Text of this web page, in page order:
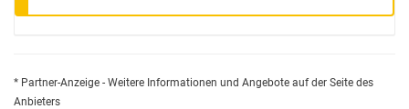
* Partner-Anzeige - Weitere Informationen und Angebote auf der Seite des
Anbieters